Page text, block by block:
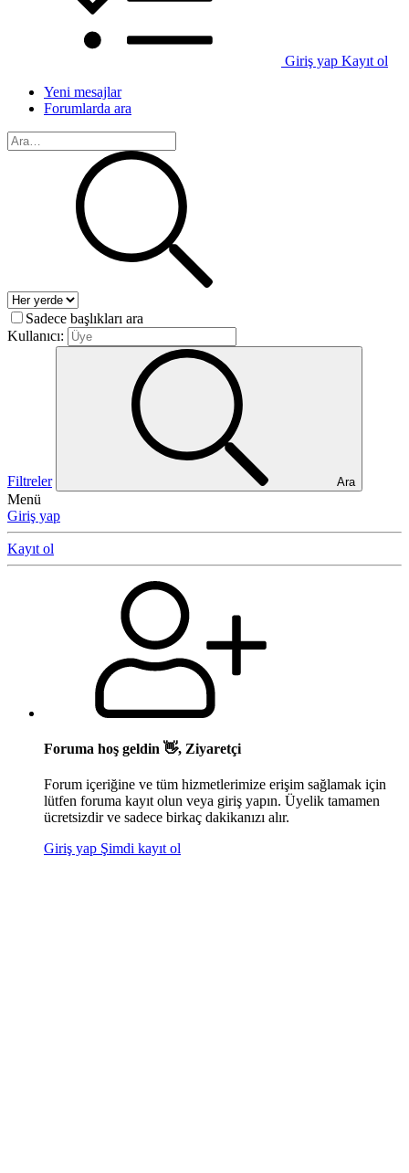
Giriş yap Kayıt ol
Yeni mesajlar
Forumlarda ara
Sadece başlıkları ara
Kullanıcı:
Filtreler Ara
Menü
Giriş yap
Kayıt ol
Foruma hoş geldin 👋, Ziyaretçi
Forum içeriğine ve tüm hizmetlerimize erişim sağlamak için
lütfen foruma kayıt olun veya giriş yapın. Üyelik tamamen
ücretsizdir ve sadece birkaç dakikanızı alır.
Giriş yap Şimdi kayıt ol